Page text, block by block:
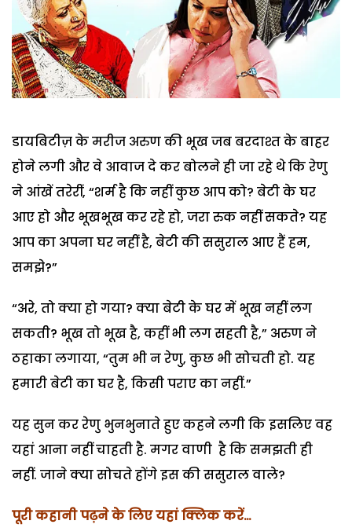
डायबिटीज़ के मरीज अरुण की भूख जब बरदाश्त के बाहर
होने लगी और वे आवाज दे कर बोलने ही जा रहे थे कि रेणु
ने आंखें तरेरीं, “शर्म है कि नहीं कुछ आप को? बेटी के घर
आए हो और भूखभूख कर रहे हो, जरा रुक नहीं सकते? यह
आप का अपना घर नहीं है, बेटी की ससुराल आए हैं हम,
समझे?”
“अरे, तो क्या हो गया? क्या बेटी के घर में भूख नहीं लग
सकती? भूख तो भूख है, कहीं भी लग सहती है,” अरुण ने
ठहाका लगाया, “तुम भी न रेणु, कुछ भी सोचती हो. यह
हमारी बेटी का घर है, किसी पराए का नहीं.”
यह सुन कर रेणु भुनभुनाते हुए कहने लगी कि इसलिए वह
यहां आना नहीं चाहती है. मगर वाणी है कि समझती ही
नहीं. जाने क्या सोचते होंगे इस की ससुराल वाले?
पूरी कहानी पढ़ने के लिए यहां क्लिक करें…